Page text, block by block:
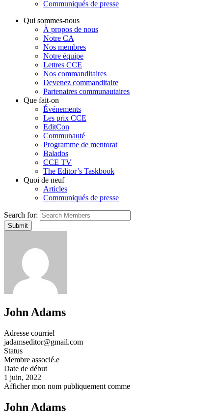
Communiqués de presse
Qui sommes-nous
À propos de nous
Notre CA
Nos membres
Notre équipe
Lettres CCE
Nos commanditaires
Devenez commanditaire
Partenaires communautaires
Que fait-on
Événements
Les prix CCE
EditCon
Communauté
Programme de mentorat
Balados
CCE TV
The Editor’s Taskbook
Quoi de neuf
Articles
Communiqués de presse
Search for:
John Adams
Adresse courriel
jadamseditor@gmail.com
Status
Membre associé.e
Date de début
1 juin, 2022
Afficher mon nom publiquement comme
John Adams